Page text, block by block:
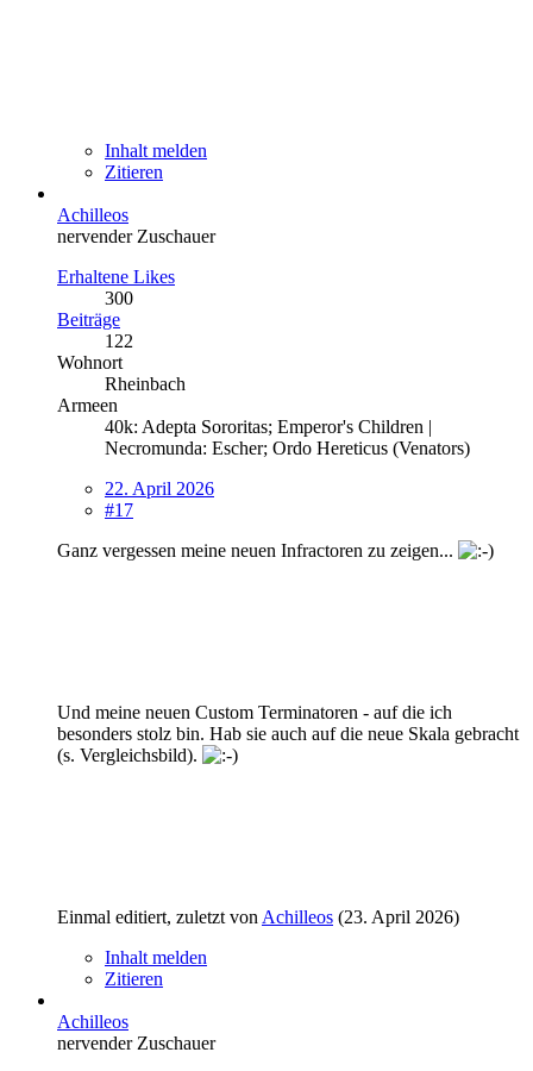
Inhalt melden
Zitieren
Achilleos
nervender Zuschauer
Erhaltene Likes
300
Beiträge
122
Wohnort
Rheinbach
Armeen
40k: Adepta Sororitas; Emperor's Children |
Necromunda: Escher; Ordo Hereticus (Venators)
22. April 2026
#17
Ganz vergessen meine neuen Infractoren zu zeigen...
Und meine neuen Custom Terminatoren - auf die ich
besonders stolz bin. Hab sie auch auf die neue Skala gebracht
(s. Vergleichsbild).
Einmal editiert, zuletzt von Achilleos (23. April 2026)
Inhalt melden
Zitieren
Achilleos
nervender Zuschauer